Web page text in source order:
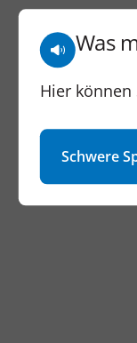
Dritte
Was
Hier können
Schwere